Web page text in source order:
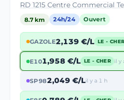
RD 1215 Centre Commercial
8.7 km 24h/24 Ouvert
GAZOLE2,139 €/L LE - CHER
E101,958 €/L LE - CHER il y
SP982,049 €/Lil y a 1 h